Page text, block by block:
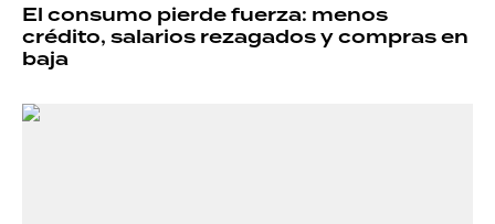
El consumo pierde fuerza: menos
crédito, salarios rezagados y compras en
baja